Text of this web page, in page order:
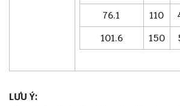
76.1
110
101.6
150
LƯU Ý: